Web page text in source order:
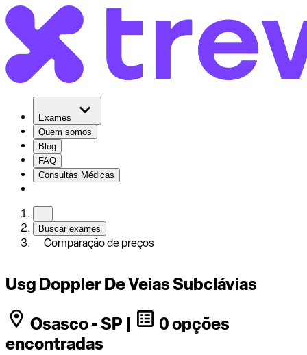
Exames
Quem somos
Blog
FAQ
Consultas Médicas
Buscar exames
Comparação de preços
Usg Doppler De Veias Subclávias
Osasco - SP |
0 opções
encontradas